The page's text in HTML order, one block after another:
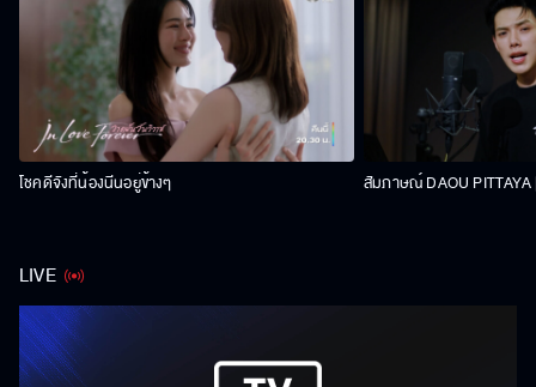
โชคดีจังที่น้องนีนอยู่ข้างๆ สัมภาษณ์ DAOU PITTAYA
LIVE